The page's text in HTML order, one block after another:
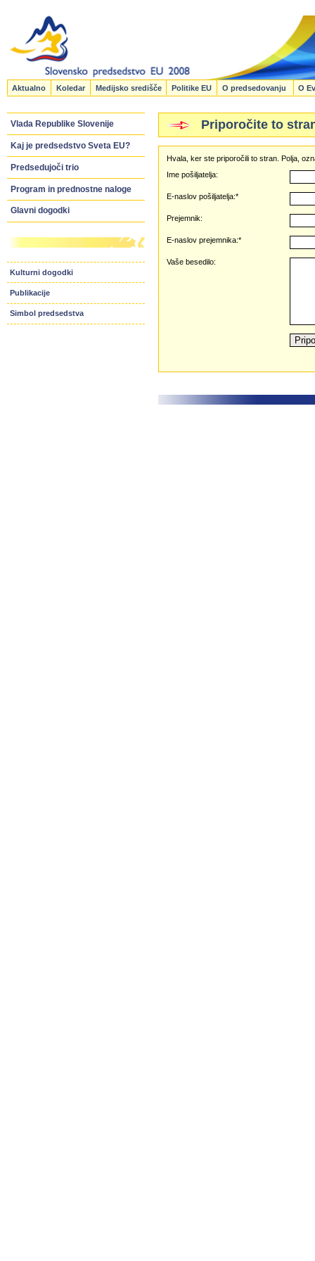
Aktualno Koledar Medijsko središče Politike EU O predsedovanju O
Vlada Republike Slovenije
Kaj je predsedstvo Sveta EU?
Predsedujoči trio
Program in prednostne naloge
Glavni dogodki
Kulturni dogodki
Publikacije
Simbol predsedstva
Priporočite to
Hvala, ker ste priporočili to stran. Polja,
Ime pošiljatelja:
E-naslov pošiljatelja:*
Prejemnik:
E-naslov prejemnika:*
Vaše besedilo: